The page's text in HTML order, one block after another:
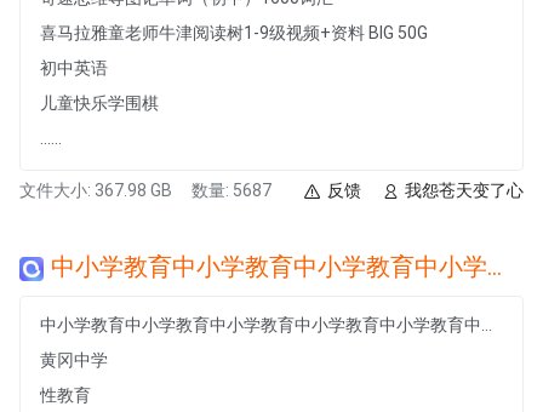
喜马拉雅童老师牛津阅读树1-9级视频+资料 BIG 50G
初中英语
儿童快乐学围棋
文件大小: 367.98 GB 数量: 5687 我怨苍天变了心
反馈
中小学教育中小学教育中小学教育中小学教育中小学教育中小学教育中小学教育中小学教育中小学教育中小学教育中小学教育中小学教育
黄冈中学
性教育